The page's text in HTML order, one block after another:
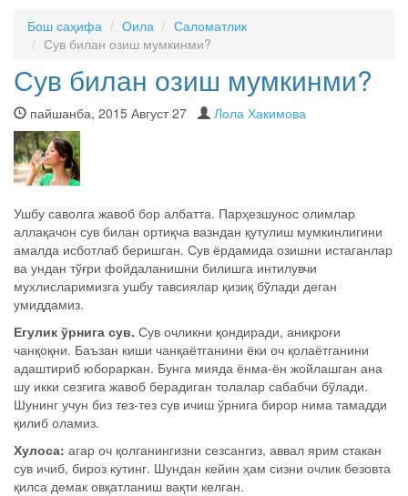
Бош саҳифа Оила
Саломатлик
Сув билан озиш мумкинми?
Сув билан озиш мумкинми?
пайшанба, 2015 Август 27 Лола Хакимова
Ушбу саволга жавоб бор албатта. Парҳезшунос олимлар
аллақачон сув билан ортиқча вазндан қутулиш мумкинлигини
амалда исботлаб беришган. Сув ёрдамида озишни истаганлар
ва ундан тўғри фойдаланишни билишга интилувчи
мухлисларимизга ушбу тавсиялар қизиқ бўлади деган
умиддамиз.
Егулик ўрнига сув. Сув очликни қондиради, аниқроғи
чанқоқни. Баъзан киши чанқаётганини ёки оч қолаётганини
адаштириб юбораркан. Бунга мияда ёнма-ён жойлашган ана
шу икки сезгига жавоб берадиган толалар сабабчи бўлади.
Шунинг учун биз тез-тез сув ичиш ўрнига бирор нима тамадди
қилиб оламиз.
Хулоса: агар оч қолганингизни сезсангиз, аввал ярим стакан
сув ичиб, бироз кутинг. Шундан кейин ҳам сизни очлик безовта
қилса демак овқатланиш вақти келган.